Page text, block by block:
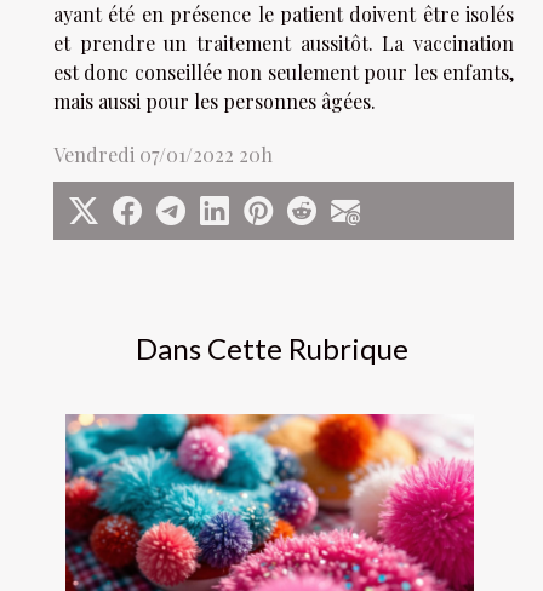
Dans Cette Rubrique
ayant été en présence le patient doivent être isolés
et prendre un traitement aussitôt. La vaccination
est donc conseillée non seulement pour les enfants,
mais aussi pour les personnes âgées.
Vendredi 07/01/2022 20h